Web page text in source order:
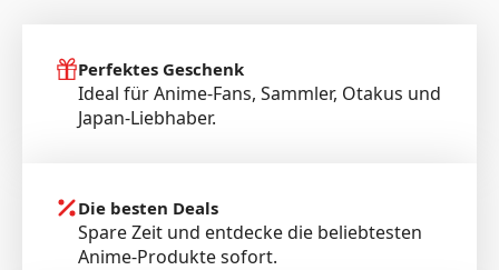
Perfektes Geschenk
Ideal für Anime-Fans, Sammler, Otakus und
Japan-Liebhaber.
Die besten Deals
Spare Zeit und entdecke die beliebtesten
Anime-Produkte sofort.